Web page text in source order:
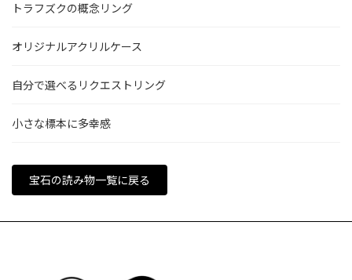
トラフズクの概念リング
オリジナルアクリルケース
自分で選べるリクエストリング
小さな標本に多幸感
宝石の読み物一覧に戻る